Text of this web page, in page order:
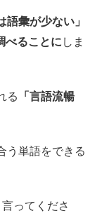
語彙が少ない」
べることに しま
る 「言語流暢
う単語をできる
ってくださ